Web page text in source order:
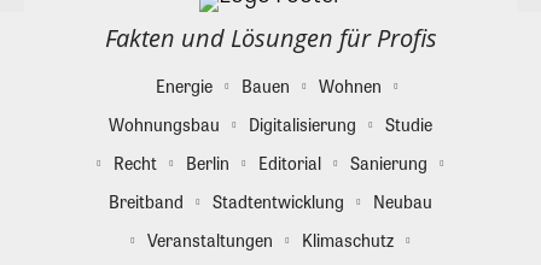
Fakten und Lösungen für Profis
Energie Bauen
Wohnen
Wohnungsbau
Digitalisierung
Studie
Recht
Berlin Editorial
Sanierung
Breitband
Stadtentwicklung
Neubau
Veranstaltungen
Klimaschutz